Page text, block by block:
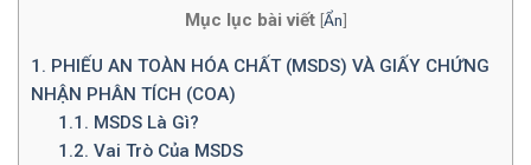
Mục lục bài viết [Ẩn]
1. PHIẾU AN TOÀN HÓA CHẤT (MSDS) VÀ GIẤY CHỨNG
NHẬN PHÂN TÍCH (COA)
1.1. MSDS Là Gì?
1.2. Vai Trò Của MSDS